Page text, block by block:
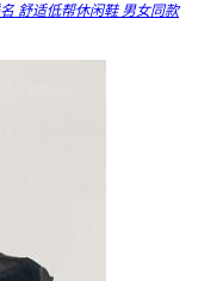
舒适低帮休闲鞋 男女同款